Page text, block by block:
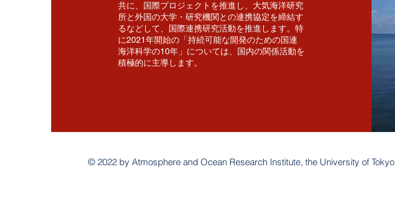
共に、国際プロジェクトを推進し、大気海洋研究
所と外国の大学・研究機関との連携協定を締結す
るなどして、国際連携研究活動を推進します。特
に2021年開始の「持続可能な開発のための国連
海洋科学の10年」については、国内の関係活動を
積極的に主導します。
© 2022 by Atmosphere and Ocean Research Institute, the University of Tokyo